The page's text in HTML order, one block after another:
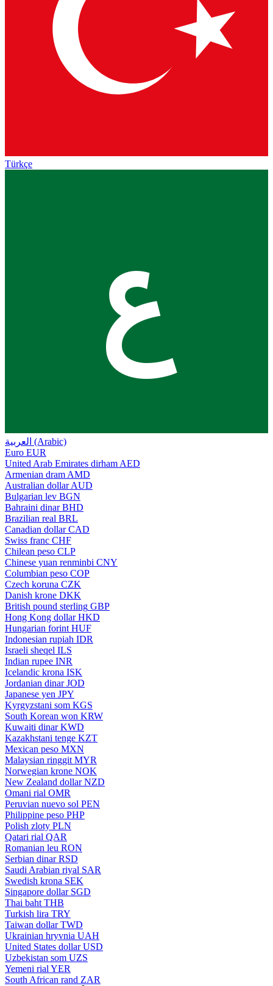
Türkçe
ع
العربية (Arabic)
Euro EUR
United Arab Emirates dirham AED
Armenian dram AMD
Australian dollar AUD
Bulgarian lev BGN
Bahraini dinar BHD
Brazilian real BRL
Canadian dollar CAD
Swiss franc CHF
Chilean peso CLP
Chinese yuan renminbi CNY
Columbian peso COP
Czech koruna CZK
Danish krone DKK
British pound sterling GBP
Hong Kong dollar HKD
Hungarian forint HUF
Indonesian rupiah IDR
Israeli sheqel ILS
Indian rupee INR
Icelandic krona ISK
Jordanian dinar JOD
Japanese yen JPY
Kyrgyzstani som KGS
South Korean won KRW
Kuwaiti dinar KWD
Kazakhstani tenge KZT
Mexican peso MXN
Malaysian ringgit MYR
Norwegian krone NOK
New Zealand dollar NZD
Omani rial OMR
Peruvian nuevo sol PEN
Philippine peso PHP
Polish zloty PLN
Qatari rial QAR
Romanian leu RON
Serbian dinar RSD
Saudi Arabian riyal SAR
Swedish krona SEK
Singapore dollar SGD
Thai baht THB
Turkish lira TRY
Taiwan dollar TWD
Ukrainian hryvnia UAH
United States dollar USD
Uzbekistan som UZS
Yemeni rial YER
South African rand ZAR